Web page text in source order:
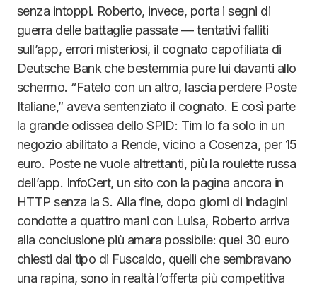
senza intoppi. Roberto, invece, porta i segni di
guerra delle battaglie passate — tentativi falliti
sull’app, errori misteriosi, il cognato capofiliata di
Deutsche Bank che bestemmia pure lui davanti allo
schermo. “Fatelo con un altro, lascia perdere Poste
Italiane,” aveva sentenziato il cognato. E così parte
la grande odissea dello SPID: Tim lo fa solo in un
negozio abilitato a Rende, vicino a Cosenza, per 15
euro. Poste ne vuole altrettanti, più la roulette russa
dell’app. InfoCert, un sito con la pagina ancora in
HTTP senza la S. Alla fine, dopo giorni di indagini
condotte a quattro mani con Luisa, Roberto arriva
alla conclusione più amara possibile: quei 30 euro
chiesti dal tipo di Fuscaldo, quelli che sembravano
una rapina, sono in realtà l’offerta più competitiva